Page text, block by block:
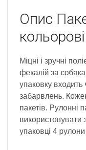
Опис
Міцні і зручні
фекалій за
упаковку входить
забарвлень.
пакетів. Рулонні
використовувати
упаковці 4